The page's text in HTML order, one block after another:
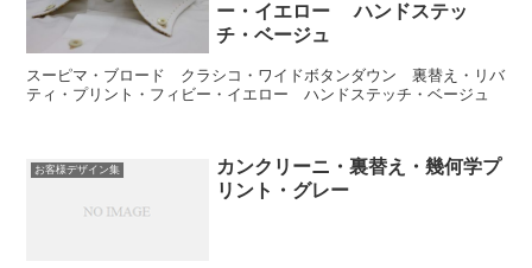
ー・イエロー ハンドステッ
チ・ベージュ
スーピマ・ブロード クラシコ・ワイドボタンダウン 裏替え・リバ
ティ・プリント・フィビー・イエロー ハンドステッチ・ベージュ
お客様デザイン集
カンクリーニ・裏替え・幾何学プ
リント・グレー